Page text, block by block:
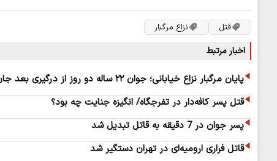
قتل نزاع مرگبار
اخبار مرتبط
پایان مرگبار نزاع خیابانی؛ جوان ۲۲ ساله دو روز از درگیری بعد جان باخت
قتل پسر کافه‌دار در تفرجگاه/ انگیزه جنایت چه بود؟
پسر جوان در 7 دقیقه به قاتل تبدیل شد
قاتل فراری ارومیه‌ای در تهران دستگیر شد